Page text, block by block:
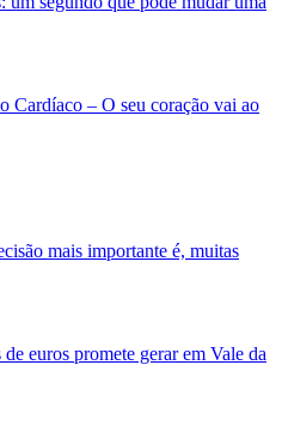
Cardíaco – O seu coração vai ao
mais importante é, muitas
euros promete gerar em Vale da